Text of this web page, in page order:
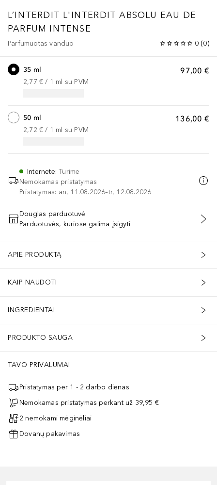
L’INTERDIT L'INTERDIT ABSOLU EAU DE
PARFUM INTENSE
Parfumuotas vanduo 0 (0)
97,00 €
35 ml
2,77 € / 1 ml su PVM
136,00 €
50 ml
2,72 € / 1 ml su PVM
Internete:Turime
Nemokamas pristatymas
Pristatymas: an, 11.08.2026–tr, 12.08.2026
PRIDĖTI Į KREPŠELĮ
Douglas parduotuvė
Parduotuvės, kuriose galima įsigyti
APIE PRODUKTĄ
KAIP NAUDOTI
INGREDIENTAI
PRODUKTO SAUGA
TAVO PRIVALUMAI
Pristatymas per 1 - 2 darbo dienas
Nemokamas pristatymas perkant už 39,95 €
2 nemokami mėginėliai
Dovanų pakavimas